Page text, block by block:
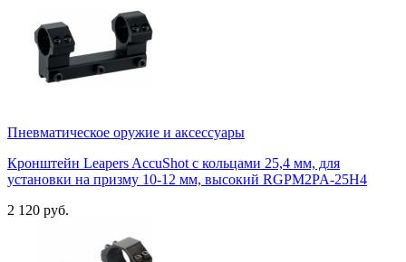
Пневматическое оружие и аксессуары
Кронштейн Leapers AccuShot с кольцами 25,4 мм, для
установки на призму 10-12 мм, высокий RGPM2PA-25H4
2 120 руб.